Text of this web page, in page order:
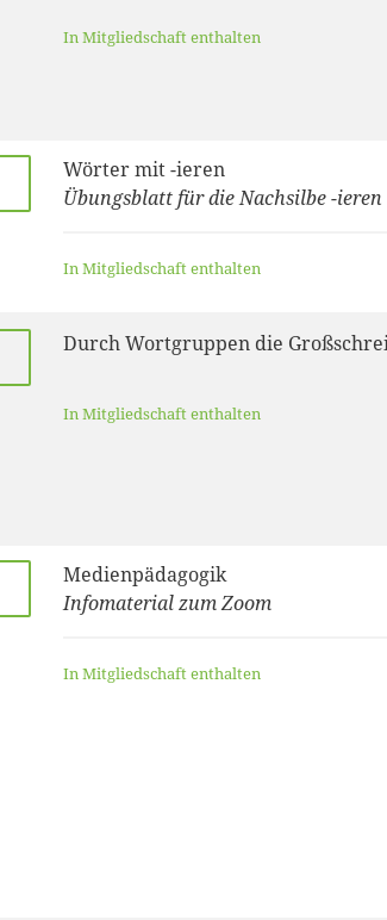
In Mitgliedschaft enthalten
Wörter mit -ieren
Übungsblatt für die Nachsilbe -ieren
In Mitgliedschaft enthalten
Durch Wortgruppen die
In Mitgliedschaft enthalten
Medienpädagogik
Infomaterial zum Zoom
In Mitgliedschaft enthalten